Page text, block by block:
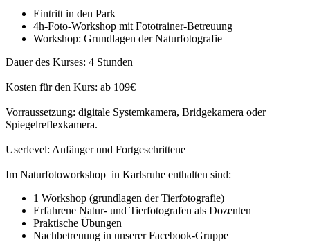
Eintritt in den Park
4h-Foto-Workshop mit Fototrainer-Betreuung
Workshop: Grundlagen der Naturfotografie
Dauer des Kurses: 4 Stunden
Kosten für den Kurs: ab 109€
Vorraussetzung: digitale Systemkamera, Bridgekamera oder
Spiegelreflexkamera.
Userlevel: Anfänger und Fortgeschrittene
Im Naturfotoworkshop in Karlsruhe enthalten sind:
1 Workshop (grundlagen der Tierfotografie)
Erfahrene Natur- und Tierfotografen als Dozenten
Praktische Übungen
Nachbetreuung in unserer Facebook-Gruppe